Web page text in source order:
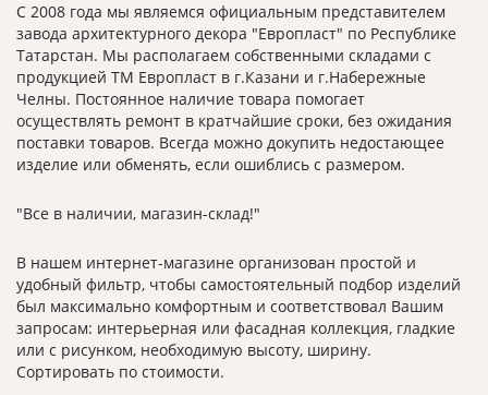
С 2008 года мы являемся официальным представителем
завода архитектурного декора "Европласт" по Республике
Татарстан. Мы располагаем собственными складами с
продукцией ТМ Европласт в г.Казани и г.Набережные
Челны. Постоянное наличие товара помогает
осуществлять ремонт в кратчайшие сроки, без ожидания
поставки товаров. Всегда можно докупить недостающее
изделие или обменять, если ошиблись с размером.
"Все в наличии, магазин-склад!"
В нашем интернет-магазине организован простой и
удобный фильтр, чтобы самостоятельный подбор изделий
был максимально комфортным и соответствовал Вашим
запросам: интерьерная или фасадная коллекция, гладкие
или с рисунком, необходимую высоту, ширину.
Сортировать по стоимости.